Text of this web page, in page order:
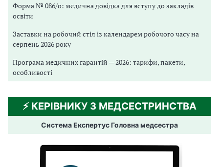
Форма № 086/о: медична довідка для вступу до закладів
освіти
Заставки на робочий стіл із календарем робочого часу на
серпень 2026 року
Програма медичних гарантій — 2026: тарифи, пакети,
особливості
⚡️ КЕРІВНИКУ З МЕДСЕСТРИНСТВА
Система Експертус Головна медсестра